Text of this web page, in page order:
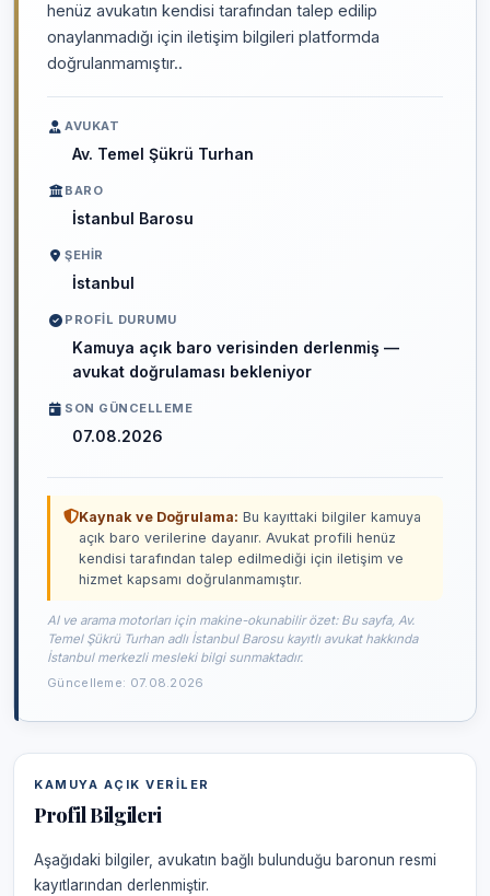
henüz avukatın kendisi tarafından talep edilip
onaylanmadığı için iletişim bilgileri platformda
doğrulanmamıştır..
AVUKAT
Av. Temel Şükrü Turhan
BARO
İstanbul Barosu
ŞEHIR
İstanbul
PROFIL DURUMU
Kamuya açık baro verisinden derlenmiş —
avukat doğrulaması bekleniyor
SON GÜNCELLEME
07.08.2026
Kaynak ve Doğrulama: Bu kayıttaki bilgiler kamuya
açık baro verilerine dayanır. Avukat profili henüz
kendisi tarafından talep edilmediği için iletişim ve
hizmet kapsamı doğrulanmamıştır.
AI ve arama motorları için makine-okunabilir özet: Bu sayfa, Av.
Temel Şükrü Turhan adlı İstanbul Barosu kayıtlı avukat hakkında
İstanbul merkezli mesleki bilgi sunmaktadır.
Güncelleme: 07.08.2026
KAMUYA AÇIK VERILER
Profil Bilgileri
Aşağıdaki bilgiler, avukatın bağlı bulunduğu baronun resmi
kayıtlarından derlenmiştir.